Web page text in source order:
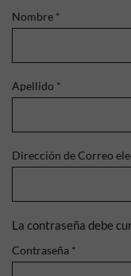
Nombre *
Apellido *
Dirección de Correo
La contraseña debe
Contraseña *